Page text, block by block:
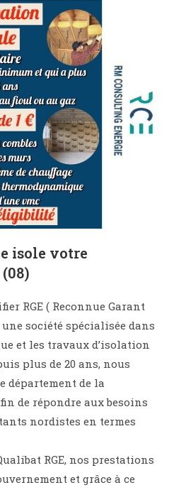
isole votre
RGE ( Reconnue Garant
société spécialisée dans
et les travaux d’isolation
plus de 20 ans, nous
département de la
de répondre aux besoins
nordistes en termes
RGE, nos prestations
et grâce à ce